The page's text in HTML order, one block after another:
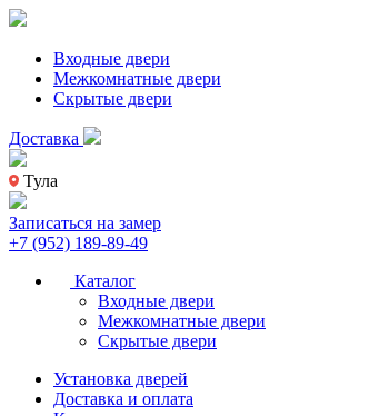
Входные двери
Межкомнатные двери
Скрытые двери
Доставка
Тула
Записаться на замер
+7 (952) 189-89-49
Каталог
Входные двери
Межкомнатные двери
Скрытые двери
Установка дверей
Доставка и оплата